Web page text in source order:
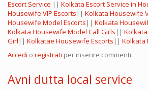
Escort Service || Kolkata Escort Service in
Housewife VIP Escorts || Kolkata Housewife
Housewife Model Escorts || Kolkata
Kolkata Housewife Model Call Girls ||
Girl || Kolkatae Housewife Escorts || Kolkata
Accedi o registrati per inserire commenti.
Avni dutta local service